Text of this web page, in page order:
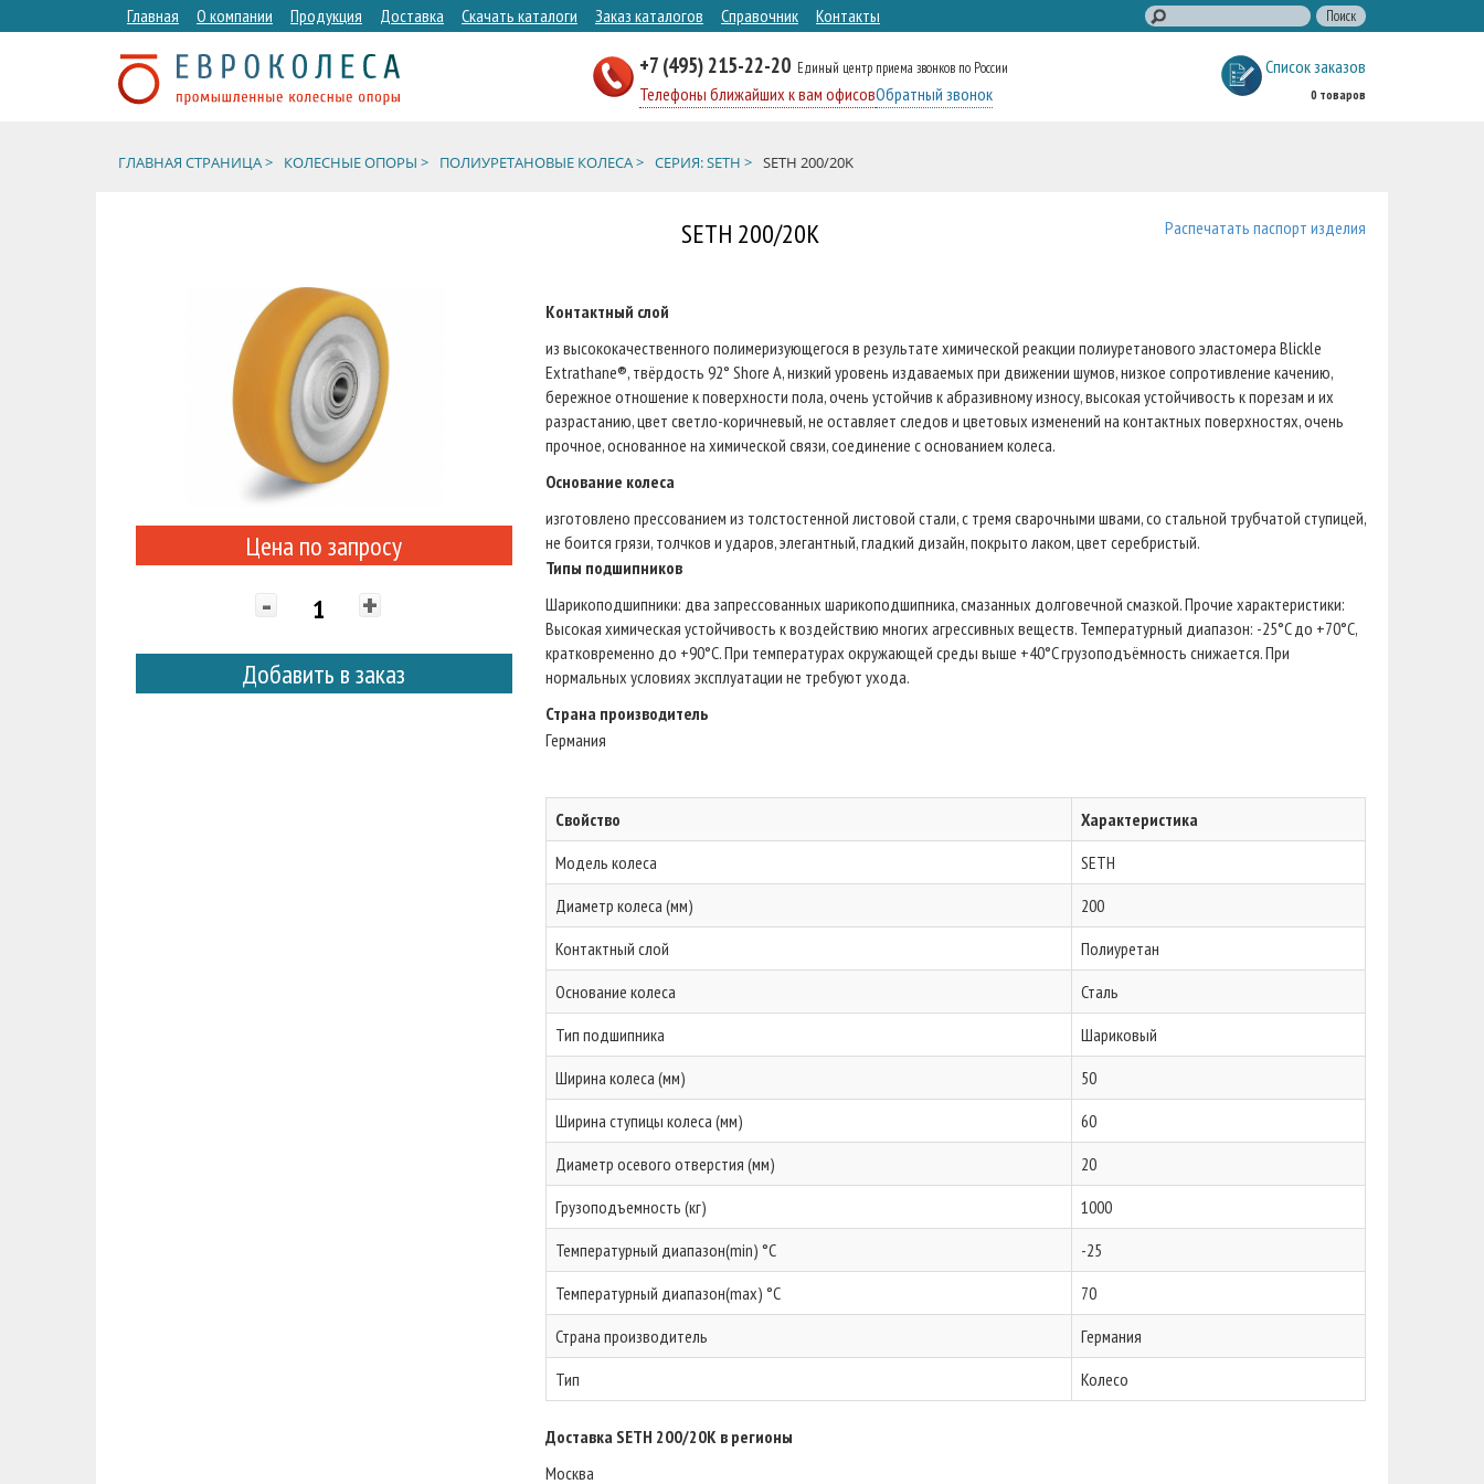
Главная О компании Продукция Доставка Скачать каталоги Заказ каталогов Справочник Контакты
+7 (495) 215-22-20 Единый центр приема звонков по России
Телефоны ближайших к вам офисовОбратный звонок
Список заказов
0 товаров
ГЛАВНАЯ СТРАНИЦА > КОЛЕСНЫЕ ОПОРЫ > ПОЛИУРЕТАНОВЫЕ КОЛЕСА > СЕРИЯ: SETH > SETH 200/20K
SETH 200/20K Распечатать паспорт изделия
Цена по запросу
- +
Добавить в заказ
Контактный слой
из высококачественного полимеризующегося в результате химической реакции полиуретанового эластомера Blickle
Extrathane®, твёрдость 92° Shore A, низкий уровень издаваемых при движении шумов, низкое сопротивление качению,
бережное отношение к поверхности пола, очень устойчив к абразивному износу, высокая устойчивость к порезам и их
разрастанию, цвет светло-коричневый, не оставляет следов и цветовых изменений на контактных поверхностях, очень
прочное, основанное на химической связи, соединение с основанием колеса.
Основание колеса
изготовлено прессованием из толстостенной листовой стали, с тремя сварочными швами, со стальной трубчатой ступицей,
не боится грязи, толчков и ударов, элегантный, гладкий дизайн, покрыто лаком, цвет серебристый.
Типы подшипников
Шарикоподшипники: два запрессованных шарикоподшипника, смазанных долговечной смазкой. Прочие характеристики:
Высокая химическая устойчивость к воздействию многих агрессивных веществ. Температурный диапазон: -25°C до +70°C,
кратковременно до +90°C. При температурах окружающей среды выше +40°C грузоподъёмность снижается. При
нормальных условиях эксплуатации не требуют ухода.
Страна производитель
Германия
Свойство
Характеристика
Модель колеса
SETH
Диаметр колеса (мм)
200
Контактный слой
Полиуретан
Основание колеса
Сталь
Тип подшипника
Шариковый
Ширина колеса (мм)
50
Ширина ступицы колеса (мм)
60
Диаметр осевого отверстия (мм)
20
Грузоподъемность (кг)
1000
Температурный диапазон(min) °C
-25
Температурный диапазон(max) °C
70
Страна производитель
Германия
Тип
Колесо
Доставка SETH 200/20K в регионы
Москва